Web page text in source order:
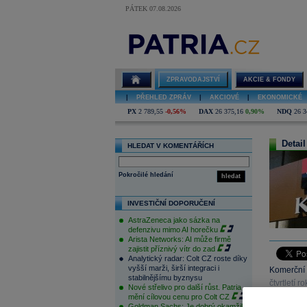
PÁTEK 07.08.2026
ZPRAVODAJSTVÍ AKCIE & FONDY
PŘEHLED ZPRÁV AKCIOVÉ EKONOMICKÉ
PX 2 789,55 -0,56% DAX 26 375,16 0,90% NDQ 26
HLEDAT V KOMENTÁŘÍCH
hledat
Pokročilé hledání
INVESTIČNÍ DOPORUČENÍ
AstraZeneca jako sázka na
defenzivu mimo AI horečku
Arista Networks: AI může firmě
zajistit příznivý vítr do zad
Analytický radar: Colt CZ roste díky
vyšší marži, širší integraci i
stabilnějšímu byznysu
Nové střelivo pro další růst. Patria
mění cílovou cenu pro Colt CZ
čtvrtletí